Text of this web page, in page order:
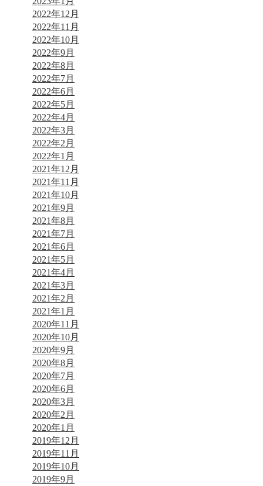
2022年12月
2022年11月
2022年10月
2022年9月
2022年8月
2022年7月
2022年6月
2022年5月
2022年4月
2022年3月
2022年2月
2022年1月
2021年12月
2021年11月
2021年10月
2021年9月
2021年8月
2021年7月
2021年6月
2021年5月
2021年4月
2021年3月
2021年2月
2021年1月
2020年11月
2020年10月
2020年9月
2020年8月
2020年7月
2020年6月
2020年3月
2020年2月
2020年1月
2019年12月
2019年11月
2019年10月
2019年9月